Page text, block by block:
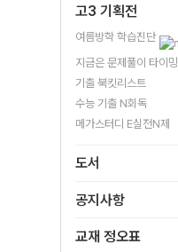
고3 기획전
여름방학 학습진단
지금은 문제풀이 타이밍
기출 북킷리스트
수능 기출 N회독
메가스터디 E실전N제
도서
공지사항
교재 정오표